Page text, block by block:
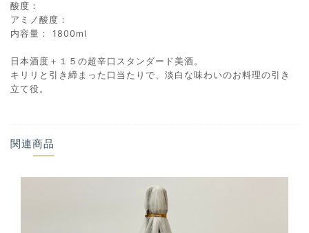
酸度：
アミノ酸度：
内容量： 1800ml
日本酒度＋１５の超辛口スタンダード美酒。
キリリと引き締まった口当たりで、淡白な味わいのお料理の引き
立て役。
関連商品